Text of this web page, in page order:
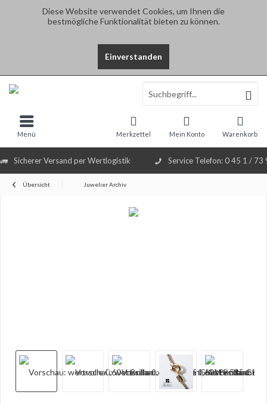
Diese Website verwendet Cookies, um Ihnen die
bestmögliche Funktionalität bieten zu können.
Einverstanden
Sicherer Versand per Wertlogistik Service Telefon: 0 45 1 / 73
Warenkorb
Merkzettel Mein Konto
Menü
Übersicht Juwelier Archiv